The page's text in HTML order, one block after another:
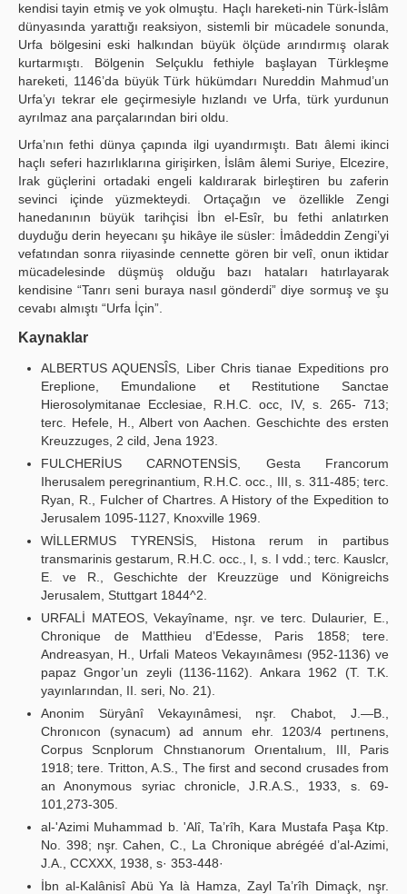
kendisi tayin etmiş ve yok olmuştu. Haçlı hareketi-nin Türk-İslâm
dünyasında yarattığı reaksiyon, sistemli bir mücadele sonunda,
Urfa bölgesini eski halkından büyük ölçüde arındırmış olarak
kurtarmıştı. Bölgenin Selçuklu fethiyle başlayan Türkleşme
hareketi, 1146’da büyük Türk hükümdarı Nureddin Mahmud’un
Urfa’yı tekrar ele geçirmesiyle hızlandı ve Urfa, türk yurdunun
ayrılmaz ana parçalarından biri oldu.
Urfa’nın fethi dünya çapında ilgi uyandırmıştı. Batı âlemi ikinci
haçlı seferi hazırlıklarına girişirken, İslâm âlemi Suriye, Elcezire,
Irak güçlerini ortadaki engeli kaldırarak birleştiren bu zaferin
sevinci içinde yüzmekteydi. Ortaçağın ve özellikle Zengi
hanedanının büyük tarihçisi İbn el-Esîr, bu fethi anlatırken
duyduğu derin heyecanı şu hikâye ile süsler: İmâdeddin Zengi’yi
vefatından sonra riiyasinde cennette gören bir velî, onun iktidar
mücadelesinde düşmüş olduğu bazı hataları hatırlayarak
kendisine “Tanrı seni buraya nasıl gönderdi” diye sormuş ve şu
cevabı almıştı “Urfa İçin”.
Kaynaklar
ALBERTUS AQUENSÎS, Liber Chris tianae Expeditions pro
Ereplione, Emundalione et Restitutione Sanctae
Hierosolymitanae Ecclesiae, R.H.C. occ, IV, s. 265- 713;
terc. Hefele, H., Albert von Aachen. Geschichte des ersten
Kreuzzuges, 2 cild, Jena 1923.
FULCHERİUS CARNOTENSİS, Gesta Francorum
Iherusalem peregrinantium, R.H.C. occ., III, s. 311-485; terc.
Ryan, R., Fulcher of Chartres. A History of the Expedition to
Jerusalem 1095-1127, Knoxville 1969.
WİLLERMUS TYRENSİS, Histona rerum in partibus
transmarinis gestarum, R.H.C. occ., I, s. I vdd.; terc. Kauslcr,
E. ve R., Geschichte der Kreuzzüge und Königreichs
Jerusalem, Stuttgart 1844^2.
URFALİ MATEOS, Vekayîname, nşr. ve terc. Dulaurier, E.,
Chronique de Matthieu d’Edesse, Paris 1858; tere.
Andreasyan, H., Urfali Mateos Vekayınâmesı (952-1136) ve
papaz Gngor’un zeyli (1136-1162). Ankara 1962 (T. T.K.
yayınlarından, II. seri, No. 21).
Anonim Süryânî Vekayınâmesi, nşr. Chabot, J.—B.,
Chronıcon (synacum) ad annum ehr. 1203/4 pertınens,
Corpus Scnplorum Chnstıanorum Orıentalıum, III, Paris
1918; tere. Tritton, A.S., The first and second crusades from
an Anonymous syriac chronicle, J.R.A.S., 1933, s. 69-
101,273-305.
al-'Azimi Muhammad b. 'Alî, Ta’rîh, Kara Mustafa Paşa Ktp.
No. 398; nşr. Cahen, C., La Chronique abrégéé d’al-Azimi,
J.A., CCXXX, 1938, s· 353-448·
İbn al-Kalânisî Abü Ya là Hamza, Zayl Ta’rîh Dimaçk, nşr.